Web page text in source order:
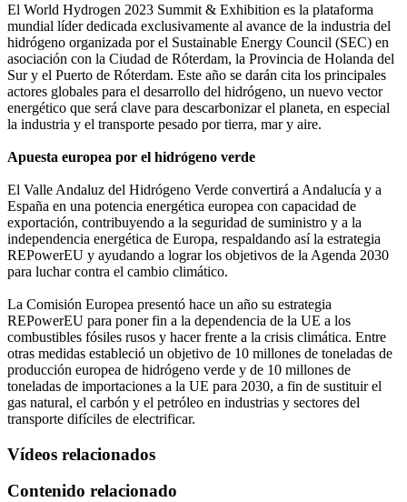
El World Hydrogen 2023 Summit & Exhibition es la plataforma
mundial líder dedicada exclusivamente al avance de la industria del
hidrógeno organizada por el Sustainable Energy Council (SEC) en
asociación con la Ciudad de Róterdam, la Provincia de Holanda del
Sur y el Puerto de Róterdam. Este año se darán cita los principales
actores globales para el desarrollo del hidrógeno, un nuevo vector
energético que será clave para descarbonizar el planeta, en especial
la industria y el transporte pesado por tierra, mar y aire.
Apuesta europea por el hidrógeno verde
El Valle Andaluz del Hidrógeno Verde convertirá a Andalucía y a
España en una potencia energética europea con capacidad de
exportación, contribuyendo a la seguridad de suministro y a la
independencia energética de Europa, respaldando así la estrategia
REPowerEU y ayudando a lograr los objetivos de la Agenda 2030
para luchar contra el cambio climático.
La Comisión Europea presentó hace un año su estrategia
REPowerEU para poner fin a la dependencia de la UE a los
combustibles fósiles rusos y hacer frente a la crisis climática. Entre
otras medidas estableció un objetivo de 10 millones de toneladas de
producción europea de hidrógeno verde y de 10 millones de
toneladas de importaciones a la UE para 2030, a fin de sustituir el
gas natural, el carbón y el petróleo en industrias y sectores del
transporte difíciles de electrificar.
Vídeos relacionados
Contenido relacionado